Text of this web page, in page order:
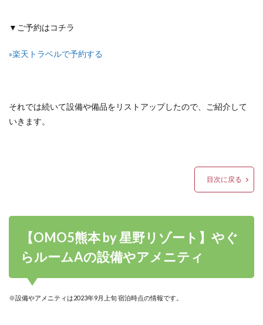
▼ご予約はコチラ
»楽天トラベルで予約する
それでは続いて設備や備品をリストアップしたので、ご紹介して
いきます。
目次に戻る
【OMO5熊本 by 星野リゾート】やぐ
らルームAの設備やアメニティ
※設備やアメニティは2023年9月上旬 宿泊時点の情報です。